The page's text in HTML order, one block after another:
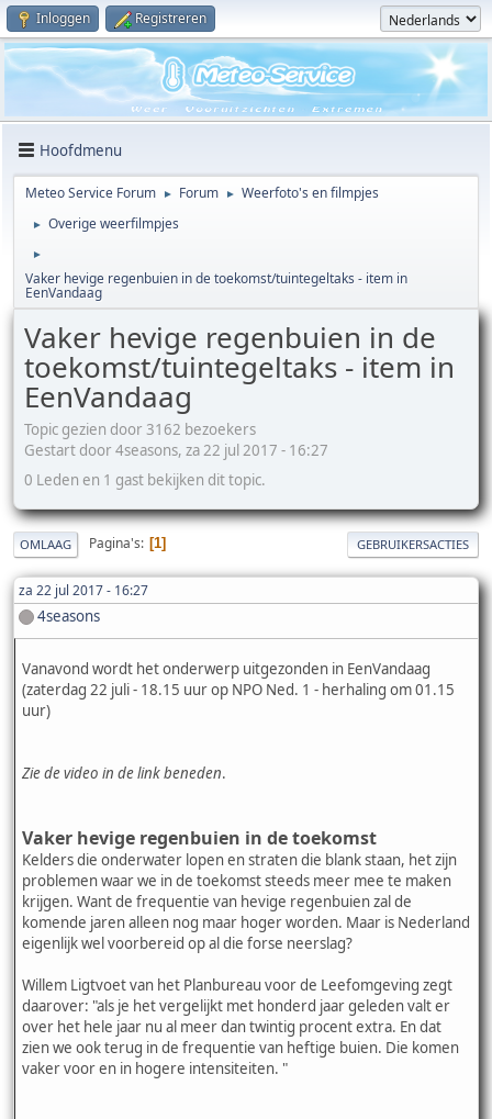
Inloggen Registreren
Hoofdmenu
Meteo Service Forum ► Forum ► Weerfoto's en filmpjes
► Overige weerfilmpjes
►
Vaker hevige regenbuien in de toekomst/tuintegeltaks - item in
EenVandaag
Vaker hevige regenbuien in de
toekomst/tuintegeltaks - item in
EenVandaag
Topic gezien door 3162 bezoekers
Gestart door 4seasons, za 22 jul 2017 - 16:27
0 Leden en 1 gast bekijken dit topic.
OMLAAG Pagina's 1 GEBRUIKERSACTIES
za 22 jul 2017 - 16:27
4seasons
Vanavond wordt het onderwerp uitgezonden in EenVandaag
(zaterdag 22 juli - 18.15 uur op NPO Ned. 1 - herhaling om 01.15
uur)
Zie de video in de link beneden.
Vaker hevige regenbuien in de toekomst
Kelders die onderwater lopen en straten die blank staan, het zijn
problemen waar we in de toekomst steeds meer mee te maken
krijgen. Want de frequentie van hevige regenbuien zal de
komende jaren alleen nog maar hoger worden. Maar is Nederland
eigenlijk wel voorbereid op al die forse neerslag?
Willem Ligtvoet van het Planbureau voor de Leefomgeving zegt
daarover: "als je het vergelijkt met honderd jaar geleden valt er
over het hele jaar nu al meer dan twintig procent extra. En dat
zien we ook terug in de frequentie van heftige buien. Die komen
vaker voor en in hogere intensiteiten. "